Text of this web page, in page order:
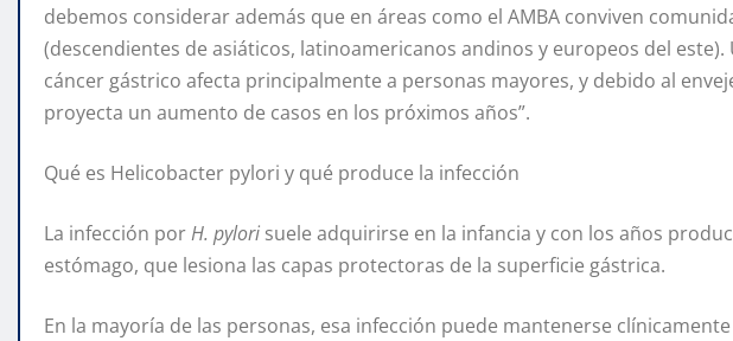
debemos considerar además que en áreas como el AMBA conviven
(descendientes de asiáticos, latinoamericanos andinos y europeos del este).
cáncer gástrico afecta principalmente a personas mayores, y debido al
proyecta un aumento de casos en los próximos años”.
Qué es Helicobacter pylori y qué produce la infección
La infección porH. pylori suele adquirirse en la infancia y con los años
estómago, que lesiona las capas protectoras de la superficie gástrica.
En la mayoría de las personas, esa infección puede mantenerse